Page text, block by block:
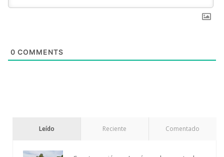
0 COMMENTS
Leído Reciente Comentado